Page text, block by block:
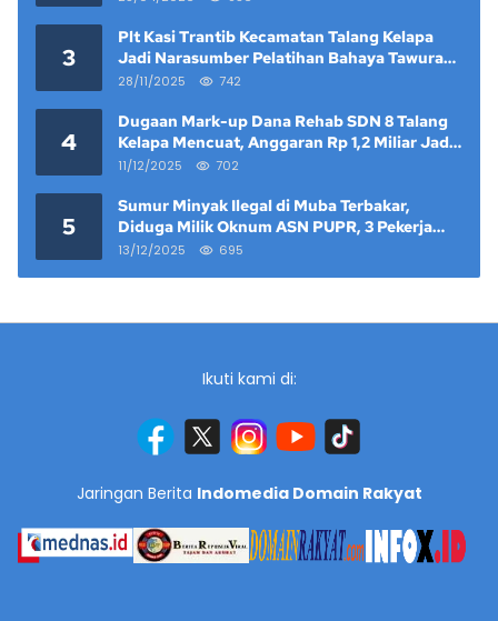
3
Plt Kasi Trantib Kecamatan Talang Kelapa
Jadi Narasumber Pelatihan Bahaya Tawuran
dan Narkoba di Keramat Raya
28/11/2025 742
4
Dugaan Mark-up Dana Rehab SDN 8 Talang
Kelapa Mencuat, Anggaran Rp 1,2 Miliar Jadi
Sorotan
11/12/2025 702
5
Sumur Minyak Ilegal di Muba Terbakar,
Diduga Milik Oknum ASN PUPR, 3 Pekerja
Tewas
13/12/2025 695
Ikuti kami di:
Jaringan Berita Indomedia Domain Rakyat